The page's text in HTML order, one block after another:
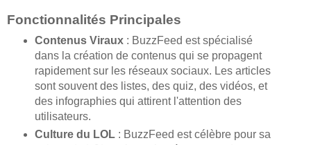
Fonctionnalités Principales
Contenus Viraux: BuzzFeed est spécialisé
dans la création de contenus qui se propagent
rapidement sur les réseaux sociaux. Les articles
sont souvent des listes, des quiz, des vidéos, et
des infographies qui attirent l'attention des
utilisateurs.
Culture du LOL: BuzzFeed est célèbre pour sa